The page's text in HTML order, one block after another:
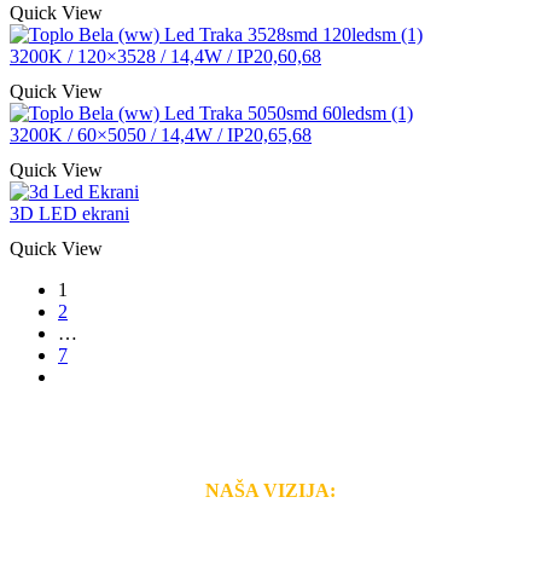
Quick View
3200K / 120×3528 / 14,4W / IP20,60,68
Quick View
3200K / 60×5050 / 14,4W / IP20,65,68
Quick View
3D LED ekrani
Quick View
1
2
…
7
NAŠA VIZIJA: